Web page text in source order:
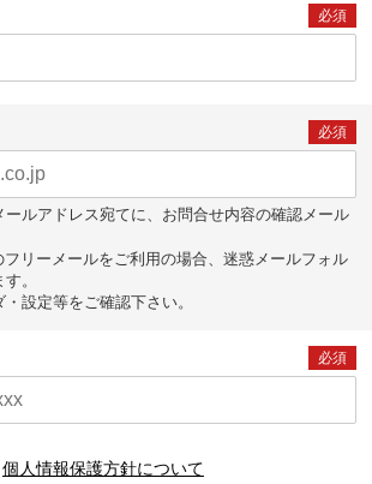
必須
必須
ルアドレス宛てに、お問合せ内容の確認メール
リーメールをご利用の場合、迷惑メールフォル
。
設定等をご確認下さい。
必須
個人情報保護方針について